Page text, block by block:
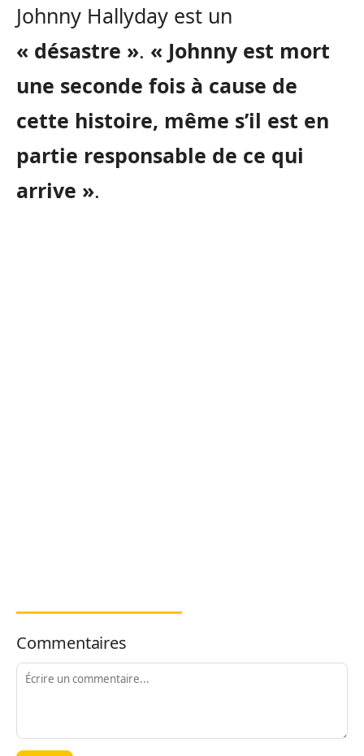
Johnny Hallyday est un
« désastre ». « Johnny est mort
une seconde fois à cause de
cette histoire, même s’il est en
partie responsable de ce qui
arrive ».
Commentaires